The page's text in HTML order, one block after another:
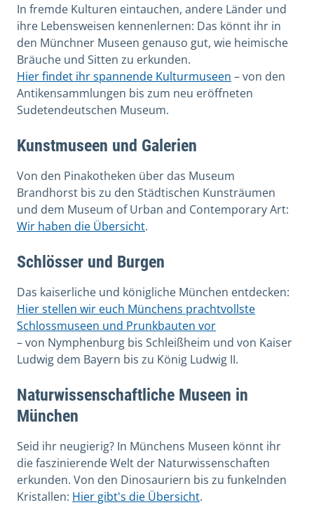
In fremde Kulturen eintauchen, andere Länder und
ihre Lebensweisen kennenlernen: Das könnt ihr in
den Münchner Museen genauso gut, wie heimische
Bräuche und Sitten zu erkunden.
Hier findet ihr spannende Kulturmuseen – von den
Antikensammlungen bis zum neu eröffneten
Sudetendeutschen Museum.
Kunstmuseen und Galerien
Von den Pinakotheken über das Museum
Brandhorst bis zu den Städtischen Kunsträumen
und dem Museum of Urban and Contemporary Art:
Wir haben die Übersicht.
Schlösser und Burgen
Das kaiserliche und königliche München entdecken:
Hier stellen wir euch Münchens prachtvollste
Schlossmuseen und Prunkbauten vor
– von Nymphenburg bis Schleißheim und von Kaiser
Ludwig dem Bayern bis zu König Ludwig II.
Naturwissenschaftliche Museen in
München
Seid ihr neugierig? In Münchens Museen könnt ihr
die faszinierende Welt der Naturwissenschaften
erkunden. Von den Dinosauriern bis zu funkelnden
Kristallen: Hier gibt's die Übersicht.